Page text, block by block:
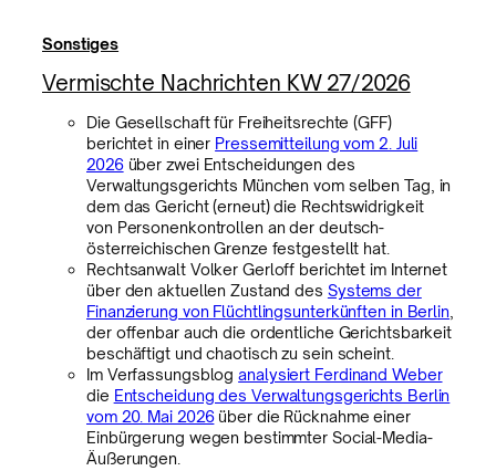
Sonstiges
Vermischte Nachrichten KW 27/2026
Die Gesellschaft für Freiheitsrechte (GFF)
berichtet in einer Pressemitteilung vom 2. Juli
2026über zwei Entscheidungen des
Verwaltungsgerichts München vom selben Tag, in
dem das Gericht (erneut) die Rechtswidrigkeit
von Personenkontrollen an der deutsch-
österreichischen Grenze festgestellt hat.
Rechtsanwalt Volker Gerloff berichtet im Internet
über den aktuellen Zustand des Systems der
Finanzierung von Flüchtlingsunterkünften in Berlin
der offenbar auch die ordentliche Gerichtsbarkeit
beschäftigt und chaotisch zu sein scheint.
Im Verfassungsbloganalysiert Ferdinand Weber
die Entscheidung des Verwaltungsgerichts Berlin
vom 20. Mai 2026über die Rücknahme einer
Einbürgerung wegen bestimmter Social-Media-
Äußerungen.